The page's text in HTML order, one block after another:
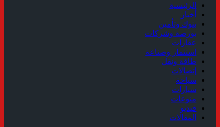
الرئيسية
أخبار
بنوك وتأمين
بورصة وشركات
عقارات
استثمار وصناعة
طاقة ونقل
إتصالات
سياحة
سيارات
منوعات
فيديو
المقالات